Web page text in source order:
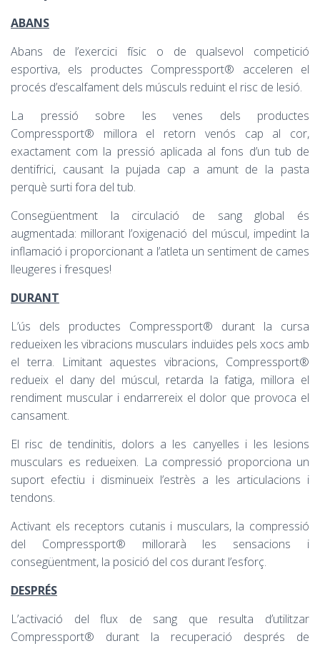
ABANS
Abans de l’exercici físic o de qualsevol competició
esportiva, els productes Compressport® acceleren el
procés d’escalfament dels músculs reduint el risc de lesió.
La pressió sobre les venes dels productes
Compressport® millora el retorn venós cap al cor,
exactament com la pressió aplicada al fons d’un tub de
dentifrici, causant la pujada cap a amunt de la pasta
perquè surti fora del tub.
Consegüentment la circulació de sang global és
augmentada: millorant l’oxigenació del múscul, impedint la
inflamació i proporcionant a l’atleta un sentiment de cames
lleugeres i fresques!
DURANT
L’ús dels productes Compressport® durant la cursa
redueixen les vibracions musculars induïdes pels xocs amb
el terra. Limitant aquestes vibracions, Compressport®
redueix el dany del múscul, retarda la fatiga, millora el
rendiment muscular i endarrereix el dolor que provoca el
cansament.
El risc de tendinitis, dolors a les canyelles i les lesions
musculars es redueixen. La compressió proporciona un
suport efectiu i disminueix l’estrès a les articulacions i
tendons.
Activant els receptors cutanis i musculars, la compressió
del Compressport® millorarà les sensacions i
consegüentment, la posició del cos durant l’esforç.
DESPRÉS
L’activació del flux de sang que resulta d’utilitzar
Compressport® durant la recuperació després de